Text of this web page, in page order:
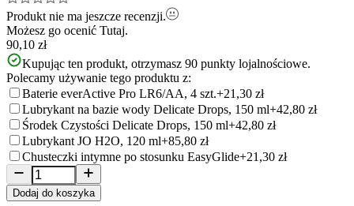
Produkt nie ma jeszcze recenzji.
Możesz go ocenić Tutaj.
90,10 zł
Kupując ten produkt, otrzymasz 90 punkty lojalnościowe.
Polecamy używanie tego produktu z:
Baterie everActive Pro LR6/AA, 4 szt.+21,30 zł
Lubrykant na bazie wody Delicate Drops, 150 ml+42,80 zł
Środek Czystości Delicate Drops, 150 ml+42,80 zł
Lubrykant JO H2O, 120 ml+85,80 zł
Chusteczki intymne po stosunku EasyGlide+21,30 zł
Dodaj do koszyka